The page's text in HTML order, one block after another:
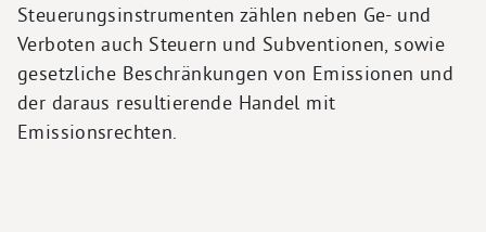
Steuerungsinstrumenten zählen neben Ge- und
Verboten auch Steuern und Subventionen, sowie
gesetzliche Beschränkungen von Emissionen und
der daraus resultierende Handel mit
Emissionsrechten.